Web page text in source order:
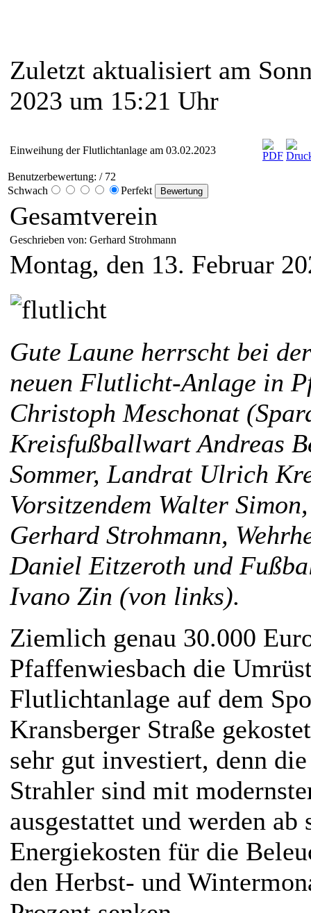
Zuletzt aktualisiert am
2023 um 15:21 Uhr
Einweihung der Flutlichtanlage am 03.02.2023
Benutzerbewertung: / 72
Schwach
Perfekt
Gesamtverein
Geschrieben von: Gerhard Strohmann
Montag, den 13. Februar
Gute Laune herrscht bei
neuen Flutlicht-Anlage in
Christoph Meschonat
Kreisfußballwart Andreas
Sommer, Landrat Ulrich
Vorsitzendem Walter
Gerhard Strohmann,
Daniel Eitzeroth und
Ivano Zin (von links).
Ziemlich genau 30.000
Pfaffenwiesbach die
Flutlichtanlage auf dem
Kransberger Straße
sehr gut investiert, denn
Strahler sind mit
ausgestattet und werden ab
Energiekosten für die
den Herbst- und